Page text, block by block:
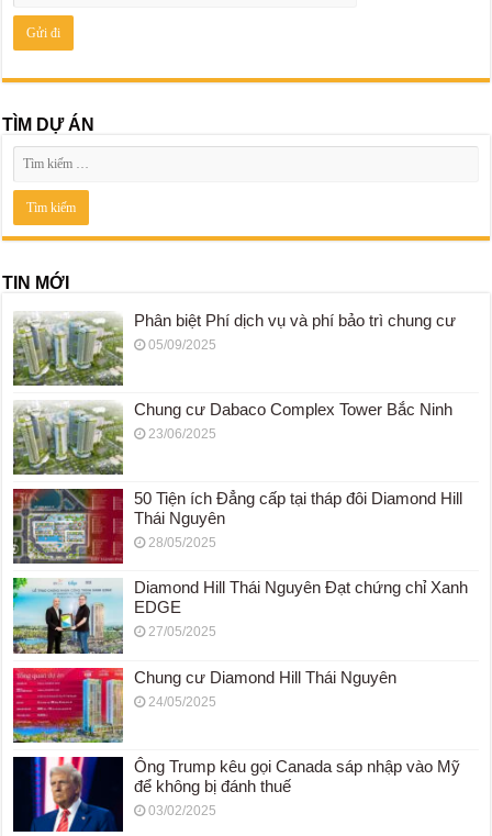
TÌM DỰ ÁN
TIN MỚI
Phân biệt Phí dịch vụ và phí bảo trì chung cư
05/09/2025
Chung cư Dabaco Complex Tower Bắc Ninh
23/06/2025
50 Tiện ích Đẳng cấp tại tháp đôi Diamond Hill
Thái Nguyên
28/05/2025
Diamond Hill Thái Nguyên Đạt chứng chỉ Xanh
EDGE
27/05/2025
Chung cư Diamond Hill Thái Nguyên
24/05/2025
Ông Trump kêu gọi Canada sáp nhập vào Mỹ
để không bị đánh thuế
03/02/2025